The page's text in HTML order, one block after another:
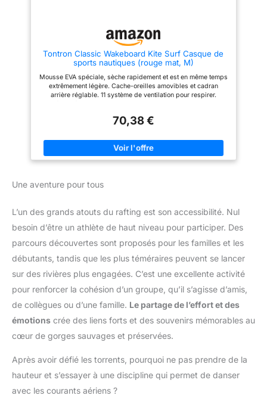
casque aux conditions de votre
protections latérales amovibles
spécialement conçues pour
chocs avec l'eau lors des
lourdes chutes à haute vitesse
en wakeboard ou kitesurf
: Un casque unique pour toutes
vos aventures aquatiques. Son
convient aussi bien aux
Adapté pour le wakeboard, le
kayak
Tontron Classic Wakeboard Kite Surf Casque de
sports nautiques (rouge mat, M)
Mousse EVA spéciale, sèche rapidement et est en même temps
extrêmement légère. Cache-oreilles amovibles et cadran
arrière réglable. 11 système de ventilation pour respirer.
ou d'autres sports nautiques.
70,38 €
Une aventure pour tous
L’un des grands atouts du rafting est son accessibilité. Nul
besoin d’être un athlète de haut niveau pour participer. Des
parcours découvertes sont proposés pour les familles et les
débutants, tandis que les plus téméraires peuvent se lancer
sur des rivières plus engagées. C’est une excellente activité
pour renforcer la cohésion d’un groupe, qu’il s’agisse d’amis,
de collègues ou d’une famille. Le partage de l’effort et des
émotions crée des liens forts et des souvenirs mémorables au
cœur de gorges sauvages et préservées.
Après avoir défié les torrents, pourquoi ne pas prendre de la
hauteur et s’essayer à une discipline qui permet de danser
avec les courants aériens ?